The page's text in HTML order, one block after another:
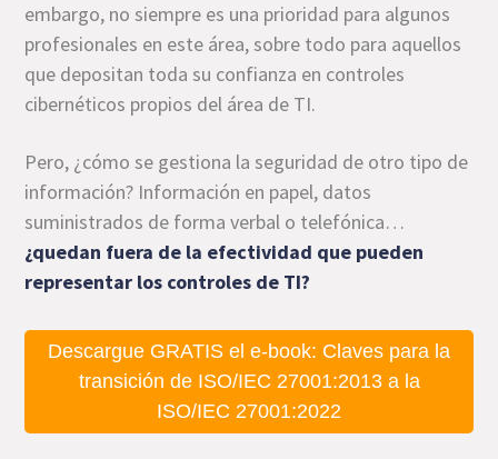
embargo, no siempre es una prioridad para algunos
profesionales en este área, sobre todo para aquellos
que depositan toda su confianza en controles
cibernéticos propios del área de TI.
Pero, ¿cómo se gestiona la seguridad de otro tipo de
información? Información en papel, datos
suministrados de forma verbal o telefónica…
¿quedan fuera de la efectividad que pueden
representar los controles de TI?
Descargue GRATIS el e-book: Claves para la
transición de ISO/IEC 27001:2013 a la
ISO/IEC 27001:2022